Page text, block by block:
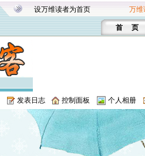
设万维读者为首页 万维
首 页
发表日志 控制面板 个人相册